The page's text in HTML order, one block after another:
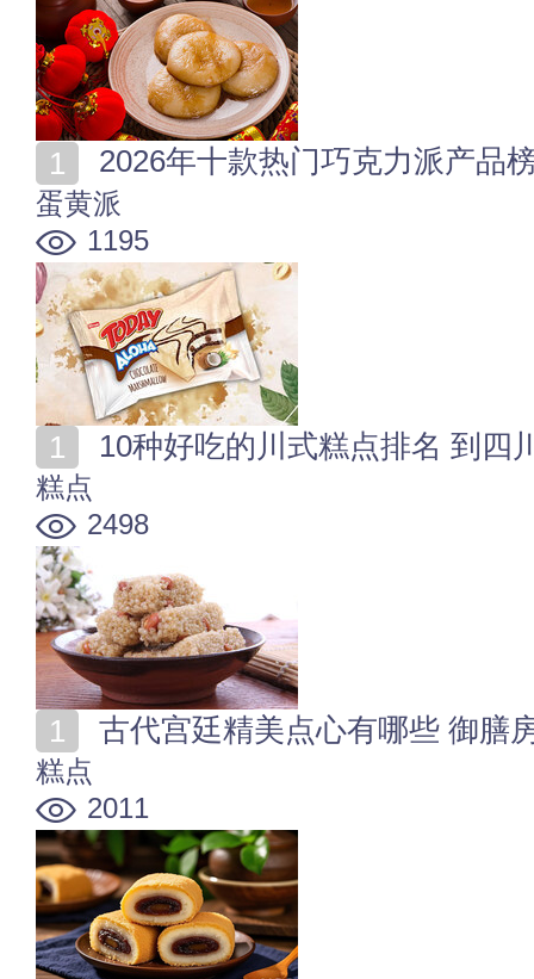
2026年十款热门巧克力派产品
蛋黄派
1195
10种好吃的川式糕点排名 到四
糕点
2498
古代宫廷精美点心有哪些 御膳
糕点
2011